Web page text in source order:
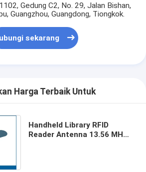
Gedung C2, No. 29, Jalan Bishan,
Guangzhou, Guangdong, Tiongkok.
sekarang
Harga Terbaik Untuk
Handheld Library RFID
Reader Antenna 13.56 MHz